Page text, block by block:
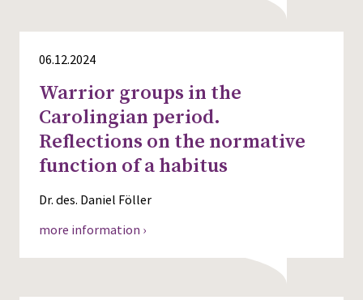
Press
06.12.2024
Warrior groups in the
Carolingian period.
Reflections on the normative
function of a habitus
Dr. des. Daniel Föller
more information ›